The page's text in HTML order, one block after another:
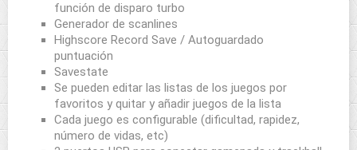
función de disparo turbo
Generador de scanlines
Highscore Record Save / Autoguardado
puntuación
Savestate
Se pueden editar las listas de los juegos por
favoritos y quitar y añadir juegos de la lista
Cada juego es configurable (dificultad, rapidez,
número de vidas, etc)